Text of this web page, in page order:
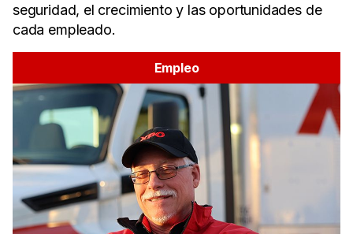
seguridad, el crecimiento y las oportunidades de
cada empleado.
Empleo